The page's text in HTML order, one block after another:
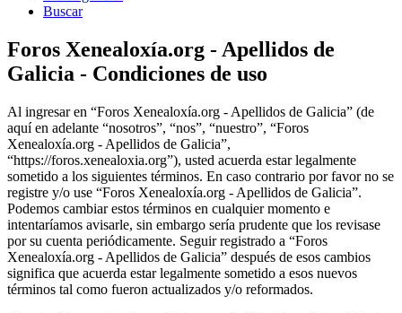
Buscar
Foros Xenealoxía.org - Apellidos de
Galicia - Condiciones de uso
Al ingresar en “Foros Xenealoxía.org - Apellidos de Galicia” (de
aquí en adelante “nosotros”, “nos”, “nuestro”, “Foros
Xenealoxía.org - Apellidos de Galicia”,
“https://foros.xenealoxia.org”), usted acuerda estar legalmente
sometido a los siguientes términos. En caso contrario por favor no se
registre y/o use “Foros Xenealoxía.org - Apellidos de Galicia”.
Podemos cambiar estos términos en cualquier momento e
intentaríamos avisarle, sin embargo sería prudente que los revisase
por su cuenta periódicamente. Seguir registrado a “Foros
Xenealoxía.org - Apellidos de Galicia” después de esos cambios
significa que acuerda estar legalmente sometido a esos nuevos
términos tal como fueron actualizados y/o reformados.